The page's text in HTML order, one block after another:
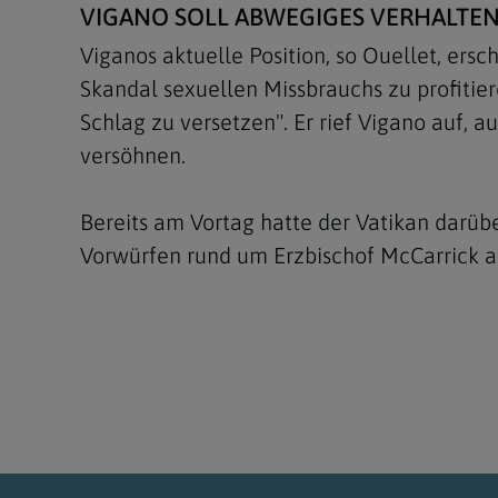
VIGANO SOLL ABWEGIGES VERHALTEN
Viganos aktuelle Position, so Ouellet,
Skandal sexuellen Missbrauchs zu
Schlag zu versetzen". Er rief Vigano auf,
versöhnen.
Bereits am Vortag hatte der Vatikan
Vorwürfen rund um Erzbischof McCarrick